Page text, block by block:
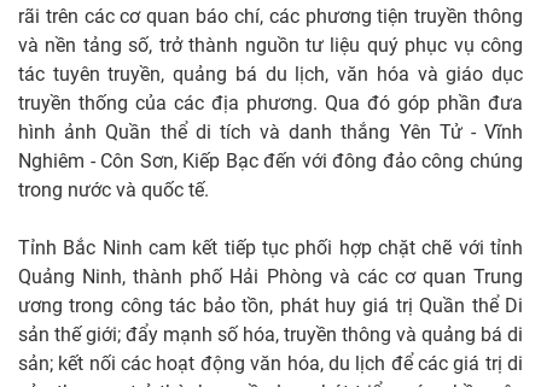
rãi trên các cơ quan báo chí, các phương tiện truyền thông
và nền tảng số, trở thành nguồn tư liệu quý phục vụ công
tác tuyên truyền, quảng bá du lịch, văn hóa và giáo dục
truyền thống của các địa phương. Qua đó góp phần đưa
hình ảnh Quần thể di tích và danh thắng Yên Tử - Vĩnh
Nghiêm - Côn Sơn, Kiếp Bạc đến với đông đảo công chúng
trong nước và quốc tế.
Tỉnh Bắc Ninh cam kết tiếp tục phối hợp chặt chẽ với tỉnh
Quảng Ninh, thành phố Hải Phòng và các cơ quan Trung
ương trong công tác bảo tồn, phát huy giá trị Quần thể Di
sản thế giới; đẩy mạnh số hóa, truyền thông và quảng bá di
sản; kết nối các hoạt động văn hóa, du lịch để các giá trị di